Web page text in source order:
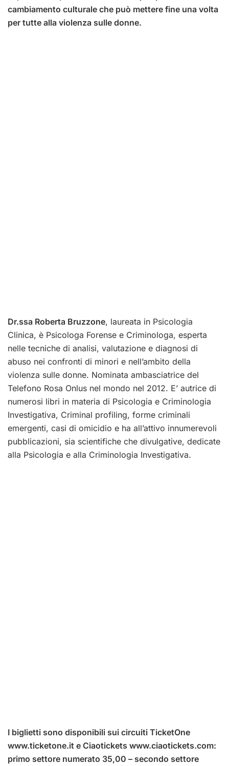
cambiamento culturale che può mettere fine una volta
per tutte alla violenza sulle donne.
Dr.ssa Roberta Bruzzone, laureata in Psicologia
Clinica, è Psicologa Forense e Criminologa, esperta
nelle tecniche di analisi, valutazione e diagnosi di
abuso nei confronti di minori e nell’ambito della
violenza sulle donne. Nominata ambasciatrice del
Telefono Rosa Onlus nel mondo nel 2012. E’ autrice di
numerosi libri in materia di Psicologia e Criminologia
Investigativa, Criminal profiling, forme criminali
emergenti, casi di omicidio e ha all’attivo innumerevoli
pubblicazioni, sia scientifiche che divulgative, dedicate
alla Psicologia e alla Criminologia Investigativa.
I biglietti sono disponibili sui circuiti TicketOne
www.ticketone.it e Ciaotickets www.ciaotickets.com:
primo settore numerato 35,00 – secondo settore